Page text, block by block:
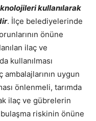
kullanılarak
. İlçe belediyelerinde
önüne
ilaç ve
kullanılması
ambalajlarının uygun
önlenmeli, tarımda
ilaç ve gübrelerin
bulaşma riskinin önüne